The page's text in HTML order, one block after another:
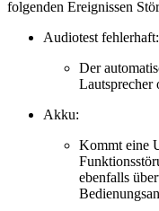
folgenden Ereignissen
Audiotest fehlerhaft:
Der
Akku:
Kommt eine
ebenfalls